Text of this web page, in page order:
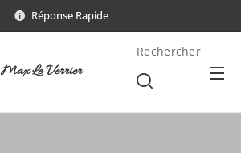
Réponse Rapide
Max Le Verrier
Rechercher